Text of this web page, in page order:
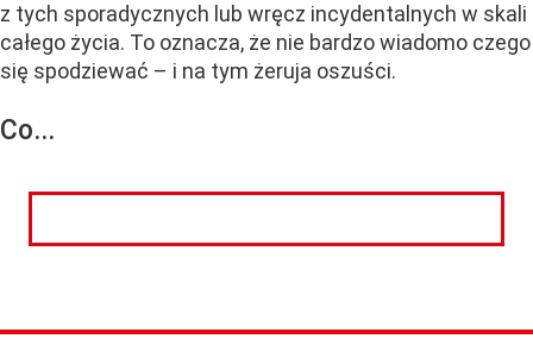
z tych sporadycznych lub wręcz incydentalnych w skali
całego życia. To oznacza, że nie bardzo wiadomo czego
się spodziewać – i na tym żeruja oszuści.
Co...